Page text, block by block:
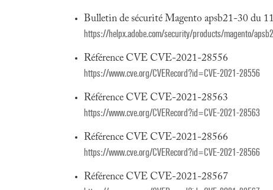
Bulletin de sécurité Magento apsb21-30 du
https://helpx.adobe.com/security/products/magento/
Référence CVE CVE-2021-28556
https://www.cve.org/CVERecord?id=CVE-2021-28556
Référence CVE CVE-2021-28563
https://www.cve.org/CVERecord?id=CVE-2021-28563
Référence CVE CVE-2021-28566
https://www.cve.org/CVERecord?id=CVE-2021-28566
Référence CVE CVE-2021-28567